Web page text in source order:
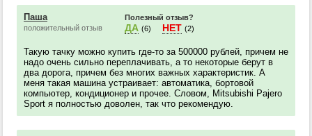
Паша
положительный отзыв
Полезный отзыв?
ДА (6) НЕТ (2)
Такую тачку можно купить где-то за 500000 рублей, причем не
надо очень сильно переплачивать, а то некоторые берут в
два дорога, причем без многих важных характеристик. А
меня такая машина устраивает: автоматика, бортовой
компьютер, кондиционер и прочее. Словом, Mitsubishi Pajero
Sport я полностью доволен, так что рекомендую.